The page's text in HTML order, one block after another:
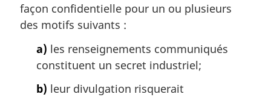
g
i
façon confidentielle pour un ou plusieurs
des motifs suivants :
a) les renseignements communiqués
constituent un secret industriel;
b) leur divulgation risquerait